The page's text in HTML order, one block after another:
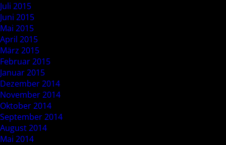
Juli 2015
Juni 2015
Mai 2015
April 2015
März 2015
Februar 2015
Januar 2015
Dezember 2014
November 2014
Oktober 2014
September 2014
August 2014
Mai 2014